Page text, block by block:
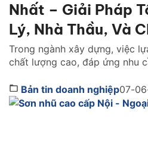
Nhất – Giải Pháp
Lý, Nhà Thầu, Và
Trong ngành xây dựng, việc
chất lượng cao, đáp ứng nhu
của đại lý phân phối, nhà thầu
ty cổ phần Sơn JYMEC, với
Bản tin doanh nghiệp07-